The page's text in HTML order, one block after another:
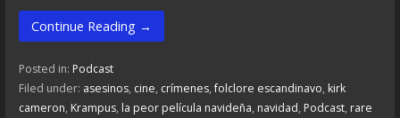
Continue Reading →
Posted in: Podcast
Filed under: asesinos, cine, crímenes,folclore escandinavo, kirk
cameron, Krampus, la peor película navideña, navidad, Podcast, rare